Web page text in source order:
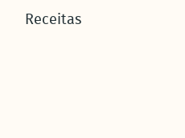
Receitas